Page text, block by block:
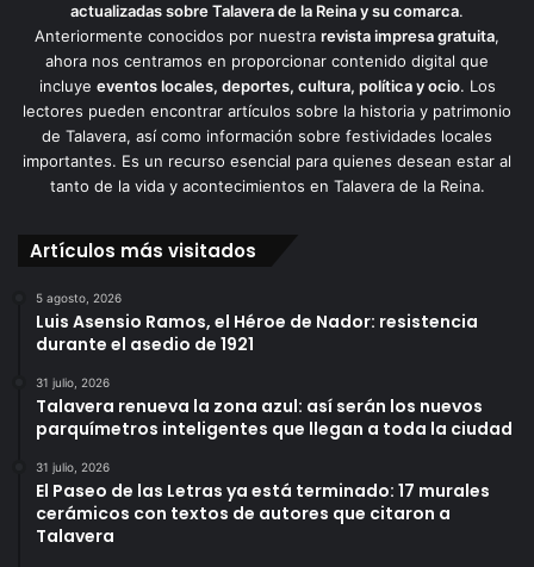
actualizadas sobre Talavera de la Reina y su comarca.
Anteriormente conocidos por nuestra revista impresa gratuita,
ahora nos centramos en proporcionar contenido digital que
incluye eventos locales, deportes, cultura, política y ocio. Los
lectores pueden encontrar artículos sobre la historia y patrimonio
de Talavera, así como información sobre festividades locales
importantes. Es un recurso esencial para quienes desean estar al
tanto de la vida y acontecimientos en Talavera de la Reina.
Artículos más visitados
5 agosto, 2026
Luis Asensio Ramos, el Héroe de Nador: resistencia
durante el asedio de 1921
31 julio, 2026
Talavera renueva la zona azul: así serán los nuevos
parquímetros inteligentes que llegan a toda la ciudad
31 julio, 2026
El Paseo de las Letras ya está terminado: 17 murales
cerámicos con textos de autores que citaron a
Talavera